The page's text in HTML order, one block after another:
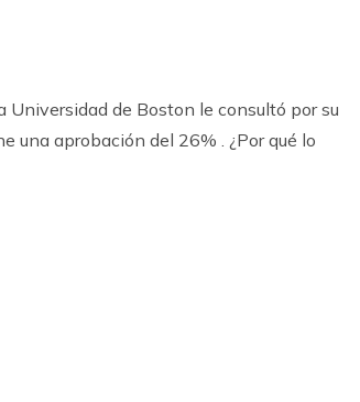
Universidad de Boston le consultó por su
una aprobación del 26% . ¿Por qué lo